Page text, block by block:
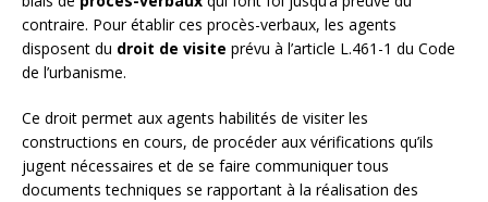
contraire. Pour établir ces procès-verbaux, les agents
disposent du droit de visite prévu à l’article L.461-1 du Code
de l’urbanisme.
Ce droit permet aux agents habilités de visiter les
constructions en cours, de procéder aux vérifications qu’ils
jugent nécessaires et de se faire communiquer tous
documents techniques se rapportant à la réalisation des